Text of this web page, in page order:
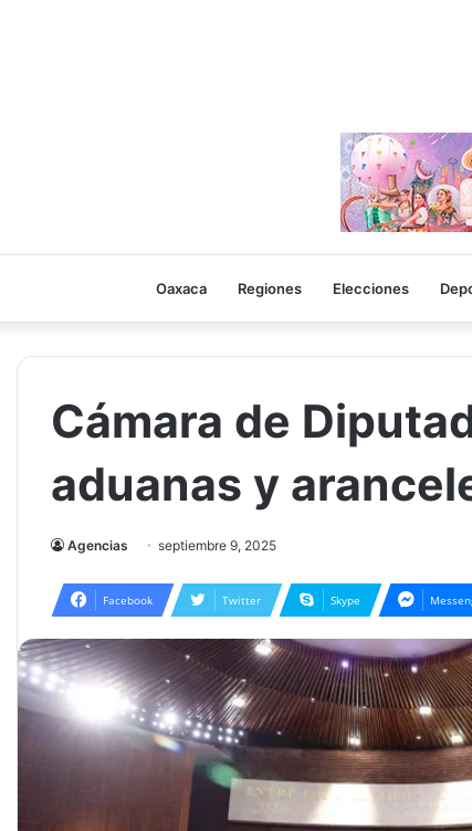
Oaxaca Regiones Elecciones
Cámara de
aduanas y
Agencias septiembre 9, 2025
Facebook Twitter Skype